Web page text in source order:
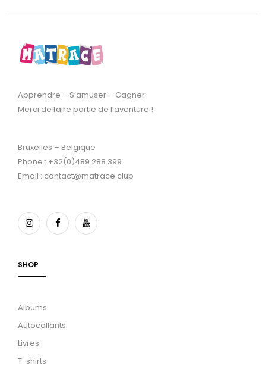
Apprendre – S’amuser – Gagner
Merci de faire partie de l’aventure !
Bruxelles – Belgique
Phone : +32(0)489.288.399
Email : contact@matrace.club
SHOP
Albums
Autocollants
Livres
T-shirts